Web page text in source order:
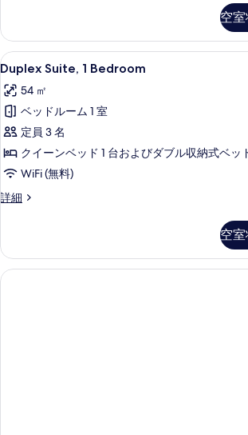
の
す
べ
て
の
写
真
を
表
す
る
台
の
詳
1
ベ
ッ
ド
ル
ー
ム
の
す
の
写
ス
ス
イ
ト
ベ
ッ
ド
ル
ー
ム
空
Duplex
Suite,
1
Bedroom
の
す
べ
て
真
を
Duplex
6
Duplex Suite, 1 Bedroom
54 ㎡
ベッドルーム 1 室
定員 3 名
クイーンベッド 1 台およびダブル収納式ベッ
WiFi (無料)
詳細
Duplex
の
詳
細
空